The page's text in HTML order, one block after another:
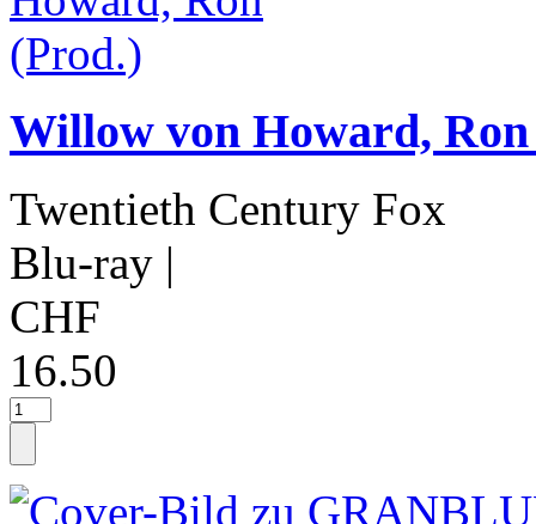
Willow von Howard,
Twentieth Century Fox
Blu-ray |
CHF
16.50